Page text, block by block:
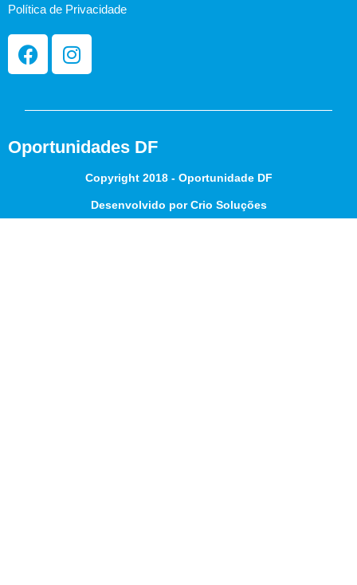
Política de Privacidade
Oportunidades DF
Copyright 2018 - Oportunidade DF
Desenvolvido por Crio Soluções